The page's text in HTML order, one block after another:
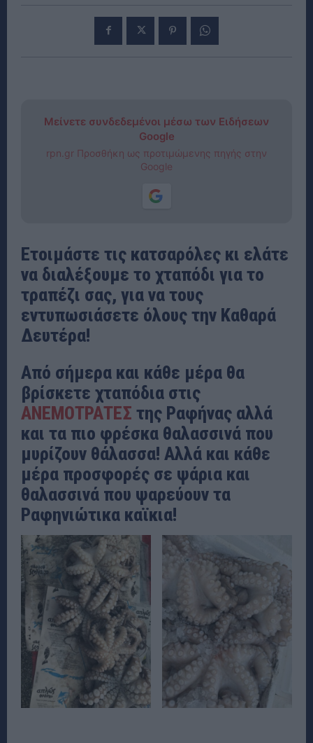
Μείνετε συνδεδεμένοι μέσω των Ειδήσεων
Google
rpn.gr Προσθήκη ως προτιμώμενης πηγής στην
Google
Ετοιμάστε τις κατσαρόλες κι ελάτε
να διαλέξουμε το χταπόδι για το
τραπέζι σας, για να τους
εντυπωσιάσετε όλους την Καθαρά
Δευτέρα!
Από σήμερα και κάθε μέρα θα
βρίσκετε χταπόδια στις
ΑΝΕΜΟΤΡΑΤΕΣ της Ραφήνας αλλά
και τα πιο φρέσκα θαλασσινά που
μυρίζουν θάλασσα! Αλλά και κάθε
μέρα προσφορές σε ψάρια και
θαλασσινά που ψαρεύουν τα
Ραφηνιώτικα καϊκια!